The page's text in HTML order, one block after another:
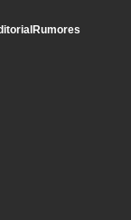
Rumores